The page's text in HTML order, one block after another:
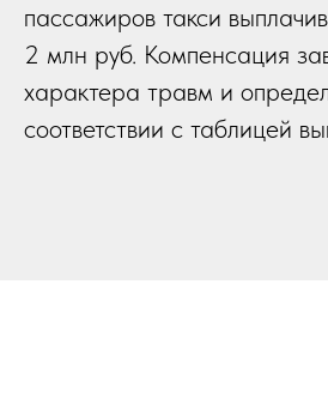
пассажиров такси
2 млн руб. Компенсация
характера травм и
соответствии с таблицей